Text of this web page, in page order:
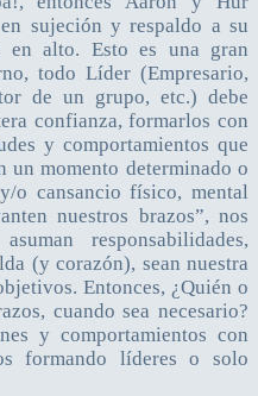
sujeción y respaldo a su
en alto. Esto es una gran
todo Líder (Empresario,
de un grupo, etc.) debe
confianza, formarlos con
y comportamientos que
un momento determinado o
o cansancio físico, mental
nuestros brazos”, nos
responsabilidades,
(y corazón), sean nuestra
Entonces, ¿Quién o
cuando sea necesario?
y comportamientos con
formando líderes o solo